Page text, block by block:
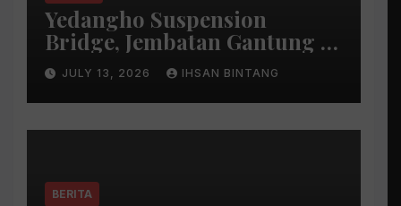
Yedangho Suspension
Bridge, Jembatan Gantung di
Atas Danau
JULY 13, 2026 IHSAN BINTANG
BERITA